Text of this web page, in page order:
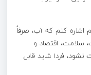
اشاره کنم که آب، صرفاً
سلامت، اقتصاد و
فردا شاید قابل